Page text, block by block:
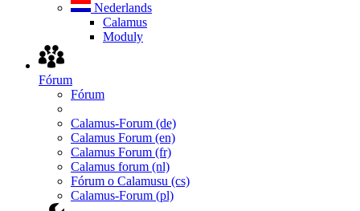
Nederlands
Calamus
Moduly
Fórum
Fórum
Calamus-Forum (de)
Calamus Forum (en)
Calamus Forum (fr)
Calamus forum (nl)
Fórum o Calamusu (cs)
Calamus-Forum (pl)